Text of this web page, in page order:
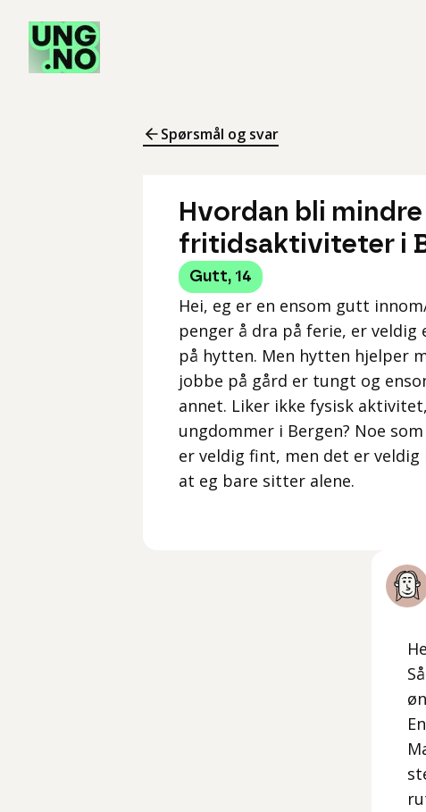
Spørsmål og svar
Hvordan bli
fritidsaktiviteter i
Gutt, 14
Hei, eg er en ensom gutt
penger å dra på ferie, er veldig
på hytten. Men hytten hjelper
jobbe på gård er tungt og
annet. Liker ikke fysisk
ungdommer i Bergen? Noe
er veldig fint, men det er
at eg bare sitter alene.